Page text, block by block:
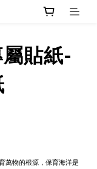
貼紙-
萬物的根源，保育海洋是